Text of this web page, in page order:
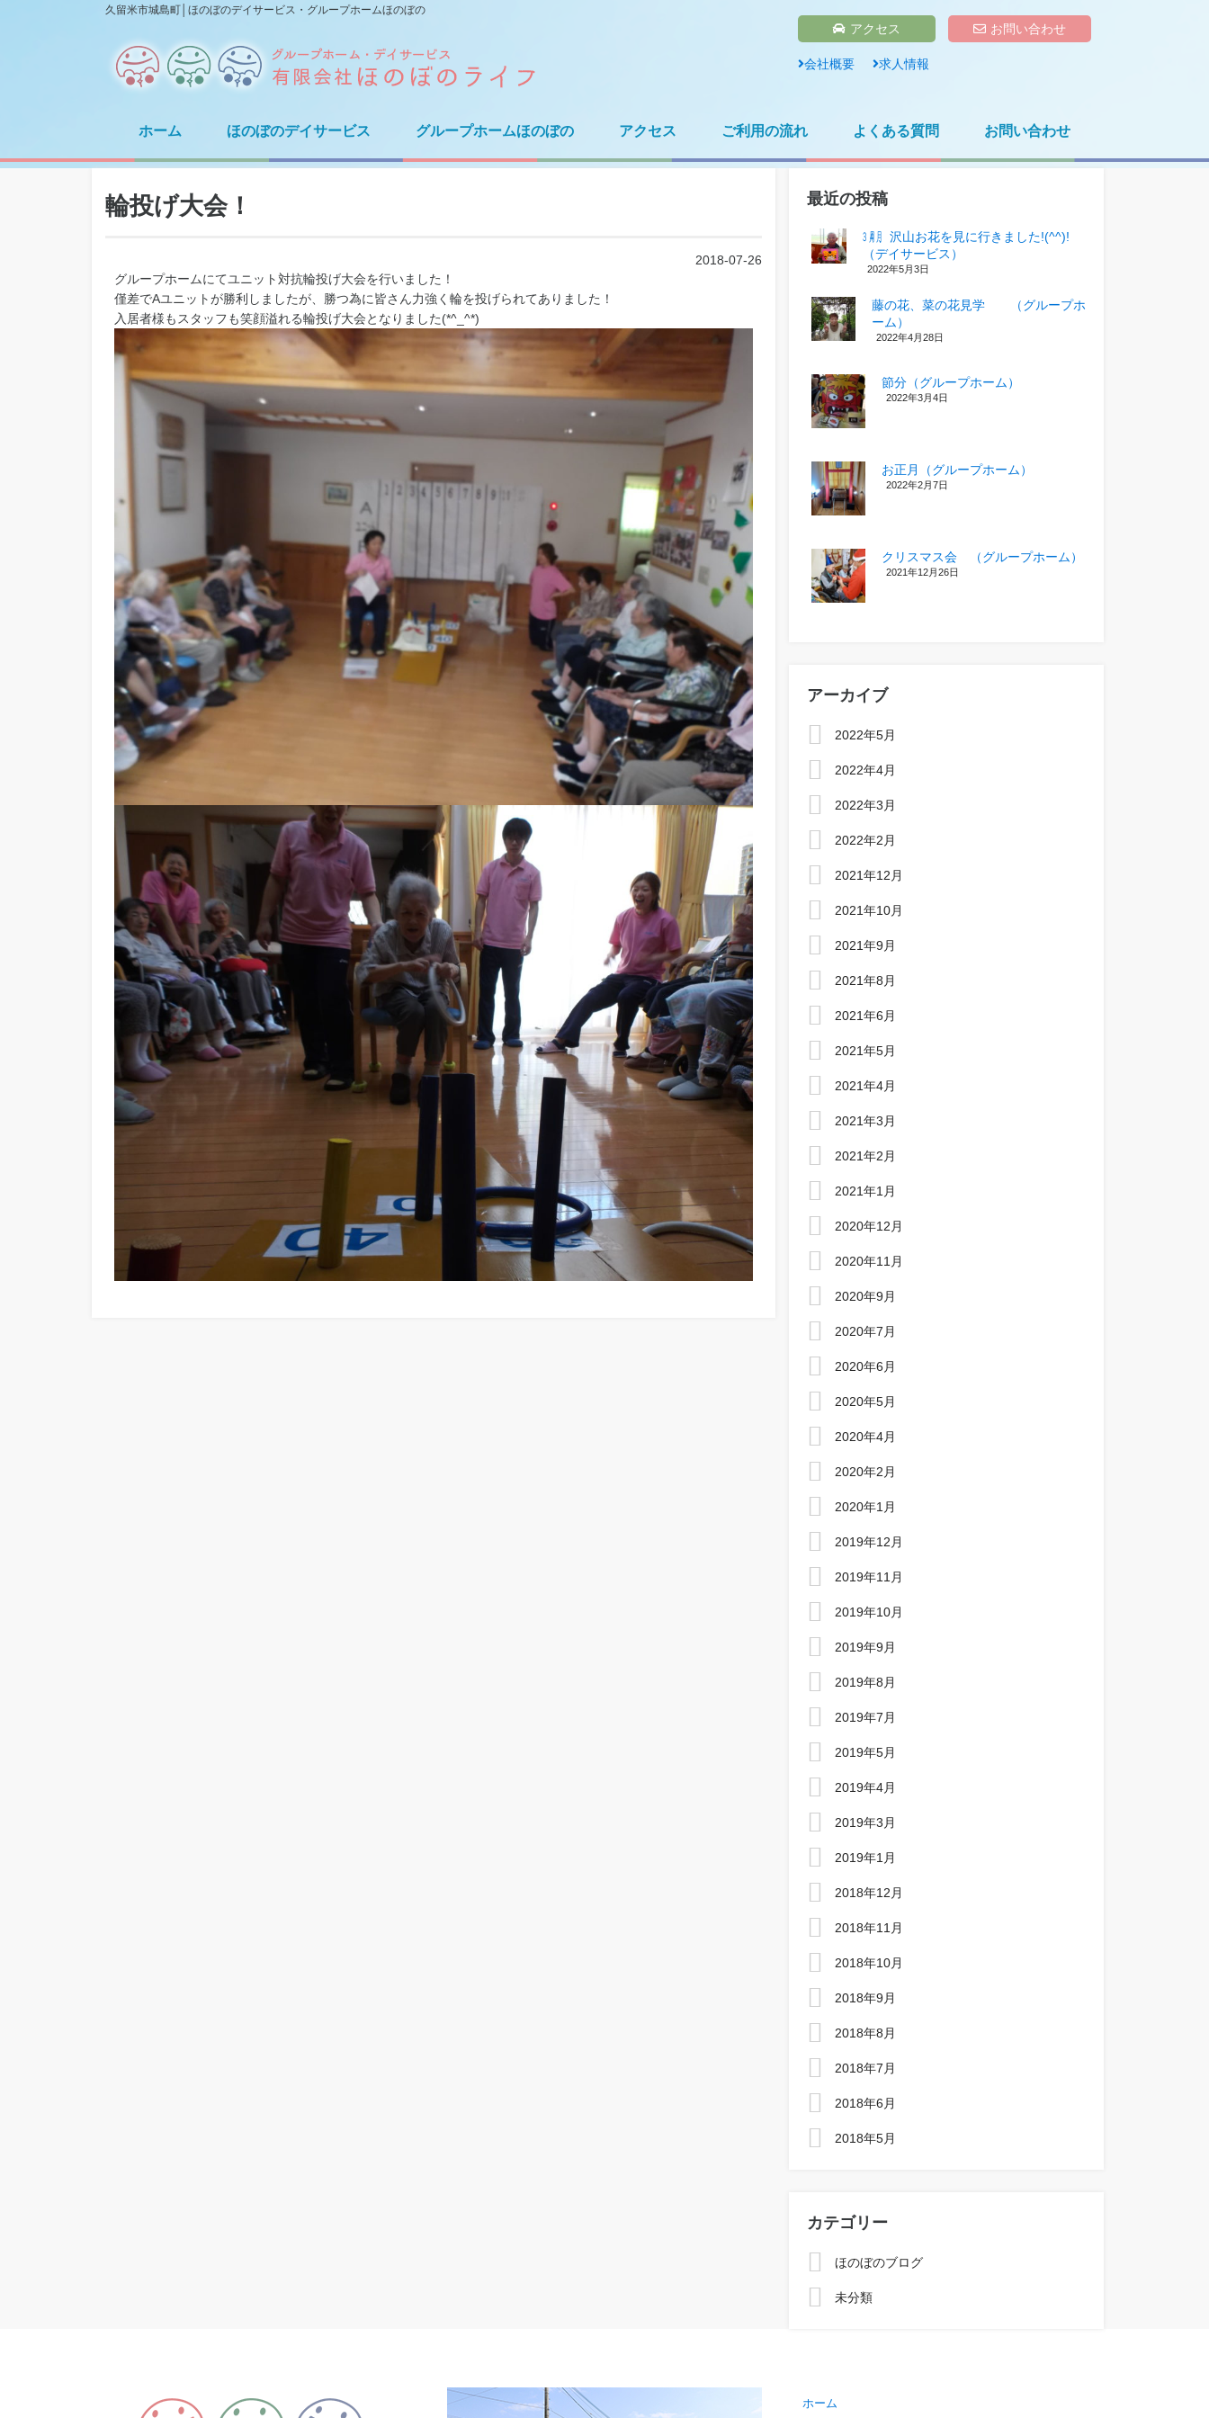
久留米市城島町│ほのぼのデイサービス・グループホームほのぼの
アクセス お問い合わせ
会社概要 求人情報
ホーム ほのぼのデイサービス グループホームほのぼの アクセス ご利用の流れ よくある質問 お問い合わせ
輪投げ大会！
2018-07-26
グループホームにてユニット対抗輪投げ大会を行いました！
僅差でAユニットが勝利しましたが、勝つ為に皆さん力強く輪を投げられてありました！
入居者様もスタッフも笑顔溢れる輪投げ大会となりました(*^_^*)
最近の投稿
㋂㋃、沢山お花を見に行きました!(^^)!
（デイサービス）
2022年5月3日
藤の花、菜の花見学 （グループホ
ーム）
2022年4月28日
節分（グループホーム）
2022年3月4日
お正月（グループホーム）
2022年2月7日
クリスマス会 （グループホーム）
2021年12月26日
アーカイブ
2022年5月
2022年4月
2022年3月
2022年2月
2021年12月
2021年10月
2021年9月
2021年8月
2021年6月
2021年5月
2021年4月
2021年3月
2021年2月
2021年1月
2020年12月
2020年11月
2020年9月
2020年7月
2020年6月
2020年5月
2020年4月
2020年2月
2020年1月
2019年12月
2019年11月
2019年10月
2019年9月
2019年8月
2019年7月
2019年5月
2019年4月
2019年3月
2019年1月
2018年12月
2018年11月
2018年10月
2018年9月
2018年8月
2018年7月
2018年6月
2018年5月
カテゴリー
ほのぼのブログ
未分類
ホーム